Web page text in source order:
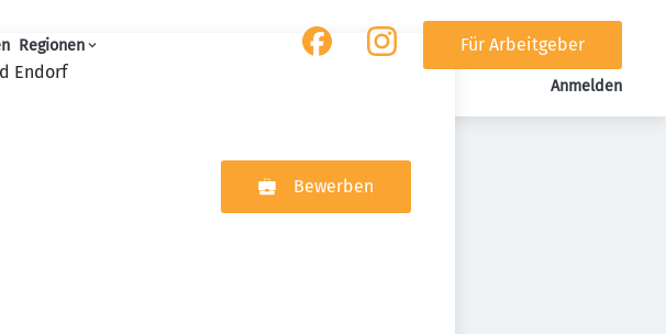
Regionen
Für Arbeitgeber
Anmelden
Endorf
Bewerben